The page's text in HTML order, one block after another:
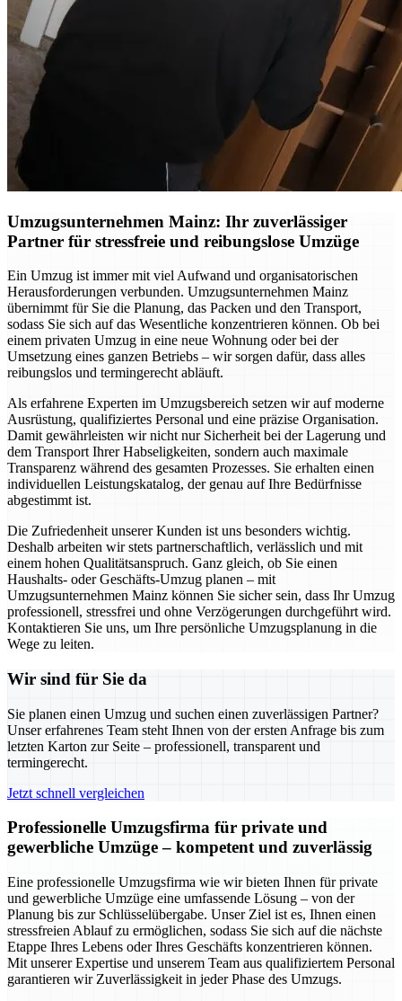
Umzugsunternehmen Mainz: Ihr zuverlässiger
Partner für stressfreie und reibungslose Umzüge
Ein Umzug ist immer mit viel Aufwand und organisatorischen
Herausforderungen verbunden. Umzugsunternehmen Mainz
übernimmt für Sie die Planung, das Packen und den Transport,
sodass Sie sich auf das Wesentliche konzentrieren können. Ob bei
einem privaten Umzug in eine neue Wohnung oder bei der
Umsetzung eines ganzen Betriebs – wir sorgen dafür, dass alles
reibungslos und termingerecht abläuft.
Als erfahrene Experten im Umzugsbereich setzen wir auf moderne
Ausrüstung, qualifiziertes Personal und eine präzise Organisation.
Damit gewährleisten wir nicht nur Sicherheit bei der Lagerung und
dem Transport Ihrer Habseligkeiten, sondern auch maximale
Transparenz während des gesamten Prozesses. Sie erhalten einen
individuellen Leistungskatalog, der genau auf Ihre Bedürfnisse
abgestimmt ist.
Die Zufriedenheit unserer Kunden ist uns besonders wichtig.
Deshalb arbeiten wir stets partnerschaftlich, verlässlich und mit
einem hohen Qualitätsanspruch. Ganz gleich, ob Sie einen
Haushalts- oder Geschäfts-Umzug planen – mit
Umzugsunternehmen Mainz können Sie sicher sein, dass Ihr Umzug
professionell, stressfrei und ohne Verzögerungen durchgeführt wird.
Kontaktieren Sie uns, um Ihre persönliche Umzugsplanung in die
Wege zu leiten.
Wir sind für Sie da
Sie planen einen Umzug und suchen einen zuverlässigen Partner?
Unser erfahrenes Team steht Ihnen von der ersten Anfrage bis zum
letzten Karton zur Seite – professionell, transparent und
termingerecht.
Jetzt schnell vergleichen
Professionelle Umzugsfirma für private und
gewerbliche Umzüge – kompetent und zuverlässig
Eine professionelle Umzugsfirma wie wir bieten Ihnen für private
und gewerbliche Umzüge eine umfassende Lösung – von der
Planung bis zur Schlüsselübergabe. Unser Ziel ist es, Ihnen einen
stressfreien Ablauf zu ermöglichen, sodass Sie sich auf die nächste
Etappe Ihres Lebens oder Ihres Geschäfts konzentrieren können.
Mit unserer Expertise und unserem Team aus qualifiziertem Personal
garantieren wir Zuverlässigkeit in jeder Phase des Umzugs.